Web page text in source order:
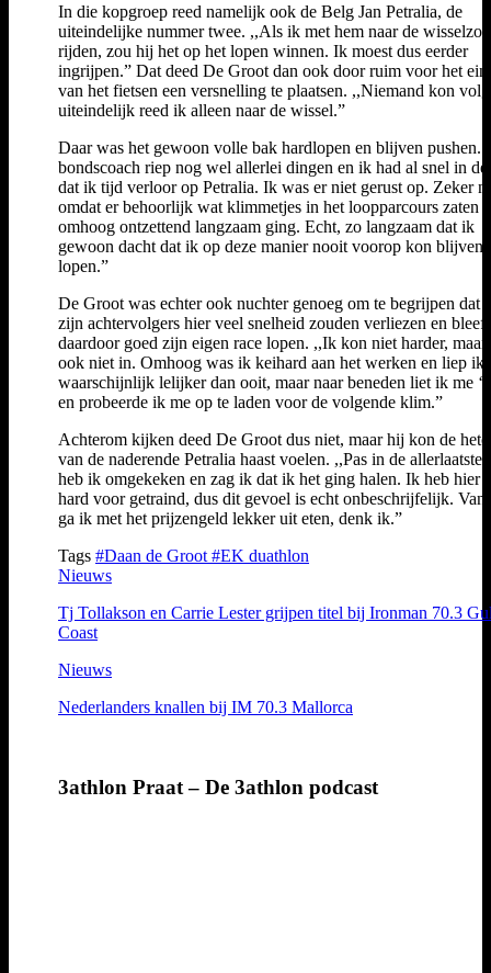
In die kopgroep reed namelijk ook de Belg Jan Petralia, de
uiteindelijke nummer twee. ,,Als ik met hem naar de
rijden, zou hij het op het lopen winnen. Ik moest dus eerder
ingrijpen.” Dat deed De Groot dan ook door ruim voor het
van het fietsen een versnelling te plaatsen. ,,Niemand kon
uiteindelijk reed ik alleen naar de wissel.”
Daar was het gewoon volle bak hardlopen en blijven pushen.
bondscoach riep nog wel allerlei dingen en ik had al snel in de
dat ik tijd verloor op Petralia. Ik was er niet gerust op. Zeker
omdat er behoorlijk wat klimmetjes in het loopparcours zaten
omhoog ontzettend langzaam ging. Echt, zo langzaam dat ik
gewoon dacht dat ik op deze manier nooit voorop kon blijven
lopen.”
De Groot was echter ook nuchter genoeg om te begrijpen dat
zijn achtervolgers hier veel snelheid zouden verliezen en bleef
daardoor goed zijn eigen race lopen. ,,Ik kon niet harder, maar
ook niet in. Omhoog was ik keihard aan het werken en liep ik
waarschijnlijk lelijker dan ooit, maar naar beneden liet ik me
en probeerde ik me op te laden voor de volgende klim.”
Achterom kijken deed De Groot dus niet, maar hij kon de hete
van de naderende Petralia haast voelen. ,,Pas in de allerlaatste
heb ik omgekeken en zag ik dat ik het ging halen. Ik heb hier
hard voor getraind, dus dit gevoel is echt onbeschrijfelijk.
ga ik met het prijzengeld lekker uit eten, denk ik.”
Tags #Daan de Groot #EK duathlon
Nieuws
Tj Tollakson en Carrie Lester grijpen titel bij Ironman 70.3
Coast
Nieuws
Nederlanders knallen bij IM 70.3 Mallorca
3athlon Praat – De 3athlon podcast